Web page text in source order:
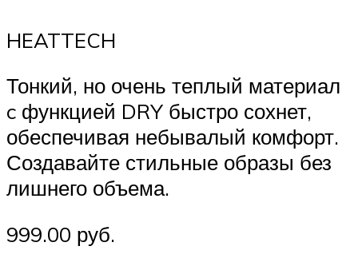
HEATTECH
Тонкий, но очень теплый материал
c функцией DRY быстро сохнет,
обеспечивая небывалый комфорт.
Создавайте стильные образы без
лишнего объема.
999.00 руб.